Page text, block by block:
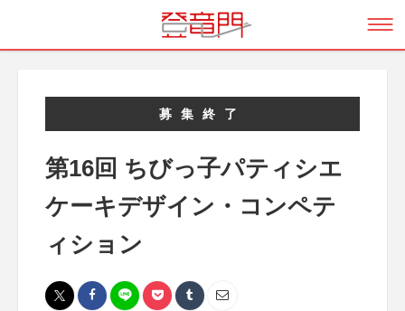
募集終了
第16回 ちびっ子パティシエ
ケーキデザイン・コンペテ
ィション